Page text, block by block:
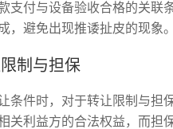
支付与设备验收合格的关联
，避免出现推诿扯皮的现象。
制与担保
条件时，对于转让限制与担
关利益方的合法权益，而担